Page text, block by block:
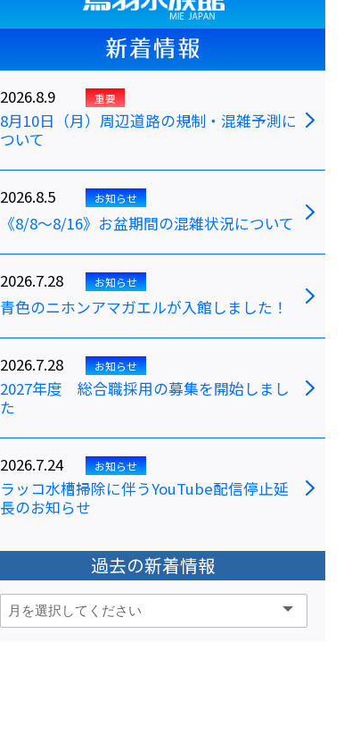
新着情報
2026.8.9 重要
8月10日（月）周辺道路の規制・混雑予測に
ついて
2026.8.5 お知らせ
《8/8～8/16》お盆期間の混雑状況について
2026.7.28 お知らせ
青色のニホンアマガエルが入館しました！
2026.7.28 お知らせ
2027年度 総合職採用の募集を開始しまし
た
2026.7.24 お知らせ
ラッコ水槽掃除に伴うYouTube配信停止延
長のお知らせ
過去の新着情報